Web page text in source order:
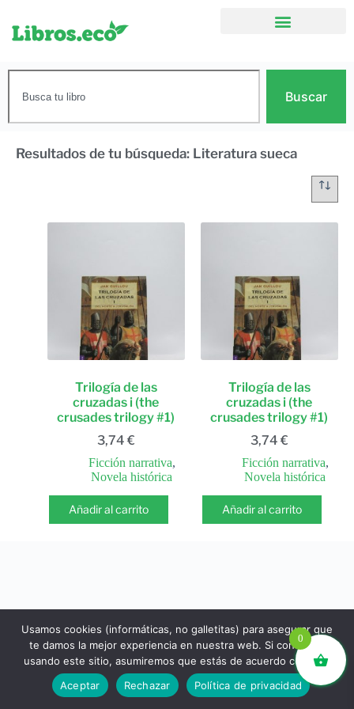
Buscar
Resultados de tu búsqueda: Literatura sueca
Trilogía de las
cruzadas i (the
crusades trilogy #1)
3,74 €
Ficción narrativa,
Novela histórica
Añadir al carrito
Trilogía de las
cruzadas i (the
crusades trilogy #1)
3,74 €
Ficción narrativa,
Novela histórica
Añadir al carrito
libros.eco © - Desde Barcelona para el mundo 💚 |
Devoluciones y reembolsos|Política de Privacidad
0
Usamos cookies (informáticas, no galletitas) para asegurar que
te damos la mejor experiencia en nuestra web. Si continúas
usando este sitio, asumiremos que estás de acuerdo con ello.
Aceptar
Rechazar Política de privacidad